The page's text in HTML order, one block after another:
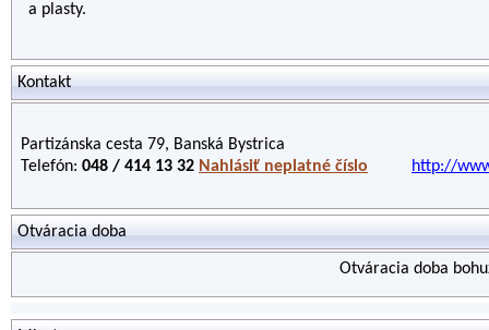
a plasty.
Kontakt
Partizánska cesta 79, Banská Bystrica
Telefón: 048 / 414 13 32 Nahlásiť neplatné číslo http://
Otváracia doba
Otváracia doba